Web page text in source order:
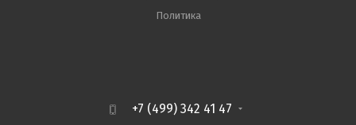
Политика
+7 (499) 342 41 47